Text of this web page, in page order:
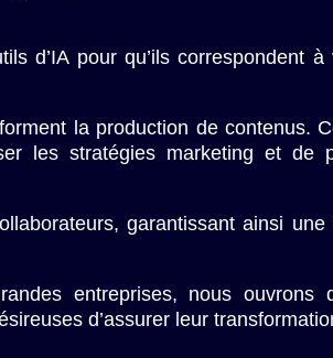
d’IA pour qu’ils correspondent à
la production de contenus.
les stratégies marketing et de
garantissant ainsi une
entreprises, nous ouvrons
d’assurer leur